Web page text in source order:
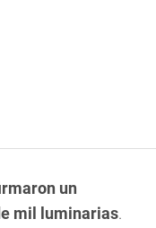
un
mil luminarias.